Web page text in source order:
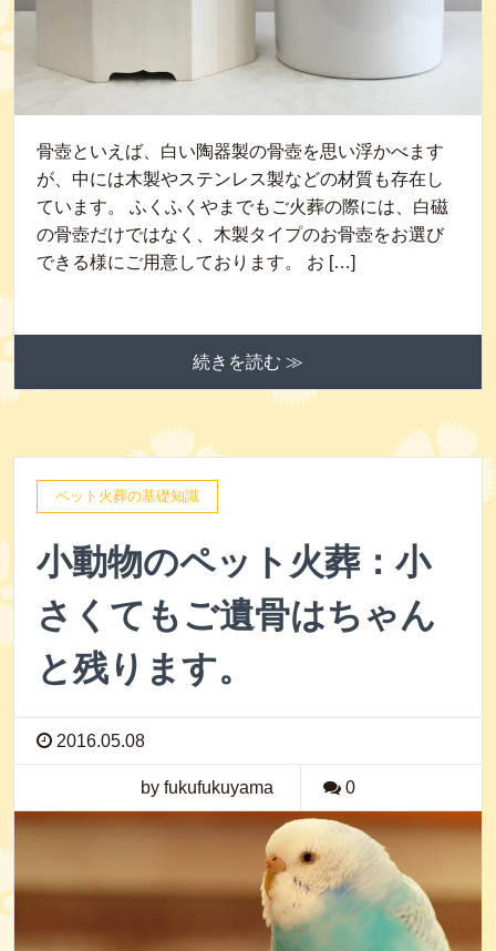
骨壺といえば、白い陶器製の骨壺を思い浮かべます
が、中には木製やステンレス製などの材質も存在し
ています。 ふくふくやまでもご火葬の際には、白磁
の骨壺だけではなく、木製タイプのお骨壺をお選び
できる様にご用意しております。 お […]
続きを読む ≫
ペット火葬の基礎知識
小動物のペット火葬：小
さくてもご遺骨はちゃん
と残ります。
2016.05.08
by fukufukuyama 0